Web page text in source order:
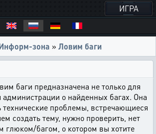
ИГРА
зона » Ловим баги
баги предназначена не только для
о найденных багах. Она
технические проблемы, встречающиеся
создать тему, нужно проверить, нет
глюком/багом, о котором вы хотите